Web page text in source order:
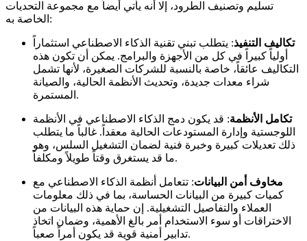
تسليم وتصنيف الطرود، إلا أنه يأتي أيضاً مع مجموعة التحديات
الخاصة به:
تكاليف التنفيذ: يتطلب تبني تقنية الذكاء الاصطناعي استثماراً
أولياً كبيراً في كل من الأجهزة والبرامج. يمكن أن تكون هذه
التكاليف عائقاً، خاصة بالنسبة للشركات الصغيرة، لأنها تشمل
شراء معدات جديدة، وتحديث الأنظمة الحالية، والصيانة
المستمرة.
تكامل الأنظمة: قد يكون دمج الذكاء الاصطناعي في الأنظمة
اللوجستية وإدارة المستودعات الحالية معقداً. غالباً ما يتطلب
ذلك تعديلات كبيرة وخبرة فنية لضمان التشغيل السلس، وهو
ما قد يستغرق وقتاً طويلاً ومكلفاً.
مخاوف أمن البيانات: تتعامل أنظمة الذكاء الاصطناعي مع
كميات كبيرة من البيانات الحساسة، بما في ذلك معلومات
العملاء والتفاصيل التشغيلية. إن حماية هذه البيانات من
الاختراقات أو سوء الاستخدام أمر بالغ الأهمية، وضمان اتخاذ
تدابير أمنية قوية قد يكون أمراً صعباً.